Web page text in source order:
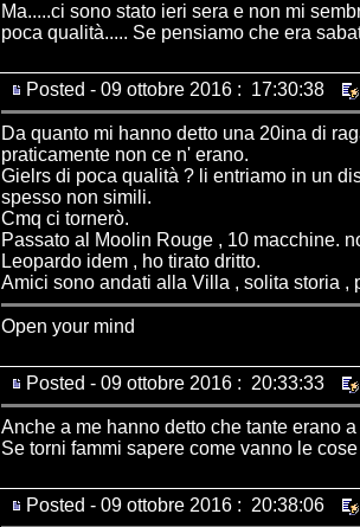
Ma.....ci sono stato ieri sera e non mi
poca qualità..... Se pensiamo che era
Posted - 09 ottobre 2016 : 17:30:38
Da quanto mi hanno detto una 20ina di
praticamente non ce n' erano.
Gielrs di poca qualità ? li entriamo in un
spesso non simili.
Cmq ci tornerò.
Passato al Moolin Rouge , 10 macchine.
Leopardo idem , ho tirato dritto.
Amici sono andati alla Villa , solita storia ,
Open your mind
Posted - 09 ottobre 2016 : 20:33:33
Anche a me hanno detto che tante erano
Se torni fammi sapere come vanno le
Posted - 09 ottobre 2016 : 20:38:06